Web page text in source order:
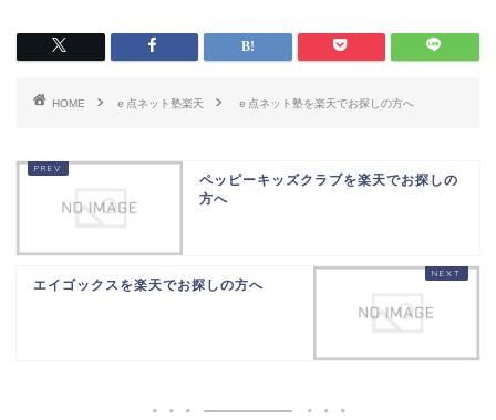
HOME ｅ点ネット塾楽天 ｅ点ネット塾を楽天でお探しの方へ
ペッピーキッズクラブを楽天でお探しの
方へ
エイゴックスを楽天でお探しの方へ